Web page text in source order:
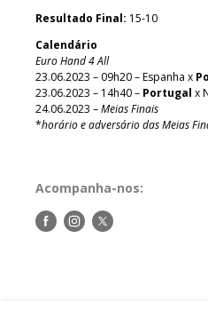
Resultado Final: 15-10
Calendário
Euro Hand 4 All
23.06.2023 – 09h20 – Espanha x
23.06.2023 – 14h40 – Portugal x
24.06.2023 –Meias Finais
*horário e adversário das Meias
Acompanha-nos:
Siga-Siga-Siga-